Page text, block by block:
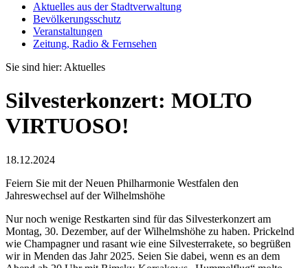
Aktuelles aus der Stadtverwaltung
Bevölkerungsschutz
Veranstaltungen
Zeitung, Radio & Fernsehen
Sie sind hier: Aktuelles
Silvesterkonzert: MOLTO
VIRTUOSO!
18.12.2024
Feiern Sie mit der Neuen Philharmonie Westfalen den
Jahreswechsel auf der Wilhelmshöhe
Nur noch wenige Restkarten sind für das Silvesterkonzert am
Montag, 30. Dezember, auf der Wilhelmshöhe zu haben. Prickelnd
wie Champagner und rasant wie eine Silvesterrakete, so begrüßen
wir in Menden das Jahr 2025. Seien Sie dabei, wenn es an dem